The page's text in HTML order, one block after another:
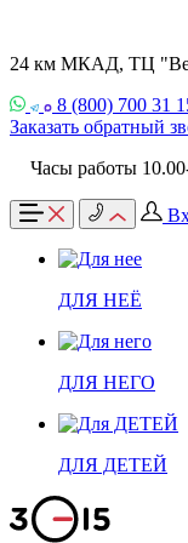
24 км МКАД, ТЦ
8 (800) 700 31
Заказать обратный
Часы работы
ДЛЯ НЕЁ
ДЛЯ НЕГО
ДЛЯ ДЕТЕЙ